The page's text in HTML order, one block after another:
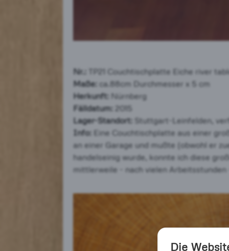
Nr.: TP21 Couchtischplatte Eiche river
Maße: ca.88cm Durchmesser x 5 cm
Herkunft: Nürnberg
Fälldatum: 2015
Lager-Standort:
Stuttgart-Leinfelden,
Info: Eine Couchtischplatte aus einer
an einer Garage und mußte (obwohl er
handelseinig wurde, konnte ich diese
mittlerweile - nach vielen Arbeitsstunden
Die